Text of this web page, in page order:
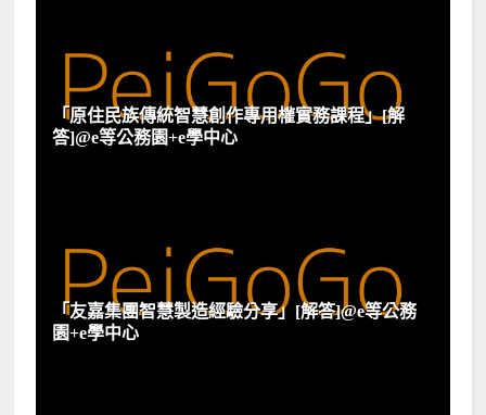
「原住民族傳統智慧創作專用權實務課程」[解
答]@e等公務園+e學中心
「友嘉集團智慧製造經驗分享」[解答]@e等公務
園+e學中心